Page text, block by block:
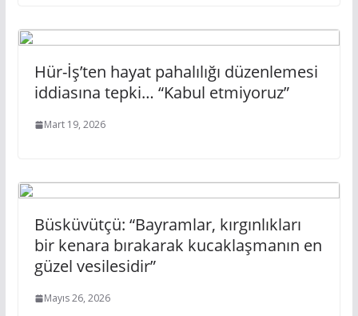
Hür-İş’ten hayat pahalılığı düzenlemesi
iddiasına tepki… “Kabul etmiyoruz”
Mart 19, 2026
Büsküvütçü: “Bayramlar, kırgınlıkları
bir kenara bırakarak kucaklaşmanın en
güzel vesilesidir”
Mayıs 26, 2026